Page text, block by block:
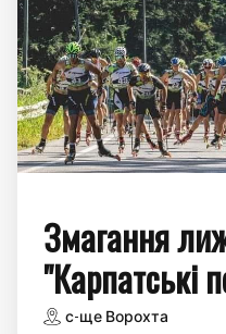
Змагання
"Карпатські
с-ще Ворохта